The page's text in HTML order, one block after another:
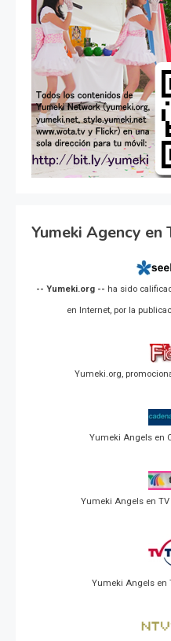
Yumeki Agency en
-- Yumeki.org -- ha sido
en Internet, por la
Yumeki.org,
Yumeki Angels en
Yumeki Angels en TV
Yumeki Angels en